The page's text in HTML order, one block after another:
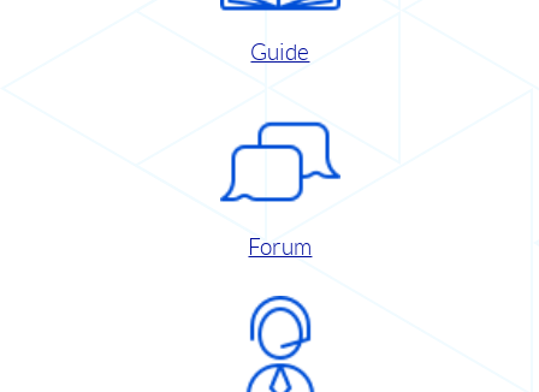
Guide
Forum